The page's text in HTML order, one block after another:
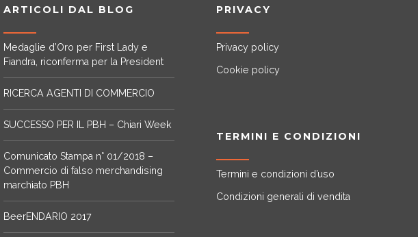
ARTICOLI DAL BLOG
Medaglie d’Oro per First Lady e
Fiandra, riconferma per la President
RICERCA AGENTI DI COMMERCIO
SUCCESSO PER IL PBH – Chiari Week
Comunicato Stampa n° 01/2018 –
Commercio di falso merchandising
marchiato PBH
BeerENDARIO 2017
PRIVACY
Privacy policy
Cookie policy
TERMINI E CONDIZIONI
Termini e condizioni d’uso
Condizioni generali di vendita